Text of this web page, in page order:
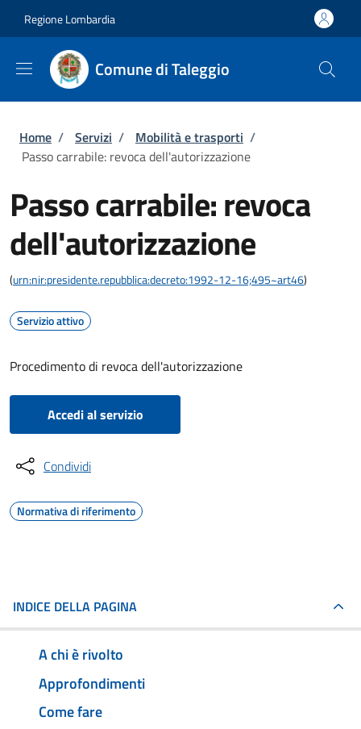
Regione Lombardia
Comune di Taleggio
Briciole di pane
Home / Servizi / Mobilità e trasporti /
Passo carrabile: revoca dell'autorizzazione
Passo carrabile: revoca
dell'autorizzazione
(urn:nir:presidente.repubblica:decreto:1992-12-16;495~art46)
Servizio attivo
Procedimento di revoca dell'autorizzazione
Accedi al servizio
Condividi
Normativa di riferimento
INDICE DELLA PAGINA
A chi è rivolto
Approfondimenti
Come fare